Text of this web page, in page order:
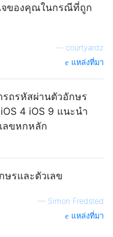
จของคุณในกรณีที่ถูก
courtyardz
แหล่งที่มา
ถรหัสผ่านตัวอักษร
4 iOS 9 แนะนำ
ลขหกหลัก
ษรและตัวเลข
— Simon Fredsted
แหล่งที่มา